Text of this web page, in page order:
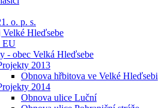
o. p. s.
Velké Hleďsebe
EU
- obec Velká Hleďsebe
2013
Obnova hřbitova ve Velké Hleďsebi
2014
Obnova ulice Luční